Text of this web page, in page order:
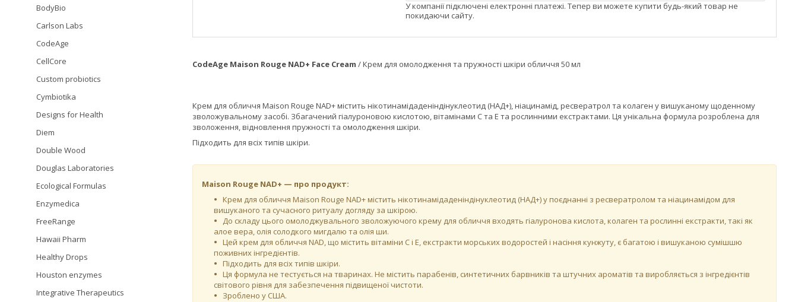
У компанії підключені електронні платежі. Тепер ви можете купити будь-який товар не
покидаючи сайту.
CodeAge Maison Rouge NAD+ Face Cream / Крем для омолодження та пружності шкіри обличчя 50 мл
Крем для обличчя Maison Rouge NAD+ містить нікотинамідаденіндінуклеотид (НАД+), ніацинамід, ресвератрол та колаген у вишуканому щоденному
зволожувальному засобі. Збагачений гіалуроновою кислотою, вітамінами С та Е та рослинними екстрактами. Ця унікальна формула розроблена для
зволоження, відновлення пружності та омолодження шкіри.
Підходить для всіх типів шкіри.
Maison Rouge NAD+ — про продукт:
Крем для обличчя Maison Rouge NAD+ містить нікотинамідаденіндінуклеотид (НАД+) у поєднанні з ресвератролом та ніацинамідом для
вишуканого та сучасного ритуалу догляду за шкірою.
До складу цього омолоджувального зволожуючого крему для обличчя входять гіалуронова кислота, колаген та рослинні екстракти, такі як
алое вера, олія солодкого мигдалю та олія ши.
Цей крем для обличчя NAD, що містить вітаміни С і Е, екстракти морських водоростей і насіння кунжуту, є багатою і вишуканою сумішшю
поживних інгредієнтів.
Підходить для всіх типів шкіри.
Ця формула не тестується на тваринах. Не містить парабенів, синтетичних барвників та штучних ароматів та виробляється з інгредієнтів
світового рівня для забезпечення підвищеної чистоти.
Зроблено у США.
BodyBio
Carlson Labs
CodeAge
CellCore
Custom probiotics
Cymbiotika
Designs for Health
Diem
Double Wood
Douglas Laboratories
Ecological Formulas
Enzymedica
FreeRange
Hawaii Pharm
Healthy Drops
Houston enzymes
Integrative Therapeutics